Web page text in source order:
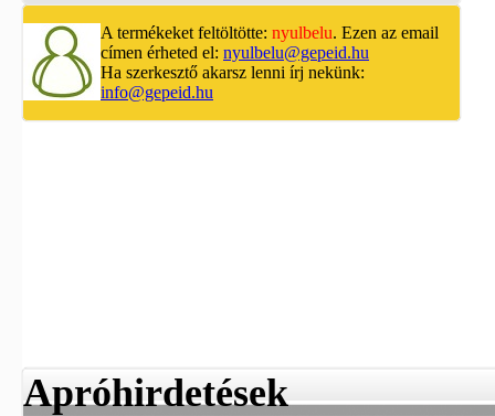
A termékeket feltöltötte: nyulbelu. Ezen az email
címen érheted el: nyulbelu@gepeid.hu
Ha szerkesztő akarsz lenni írj nekünk:
info@gepeid.hu
Apróhirdetések